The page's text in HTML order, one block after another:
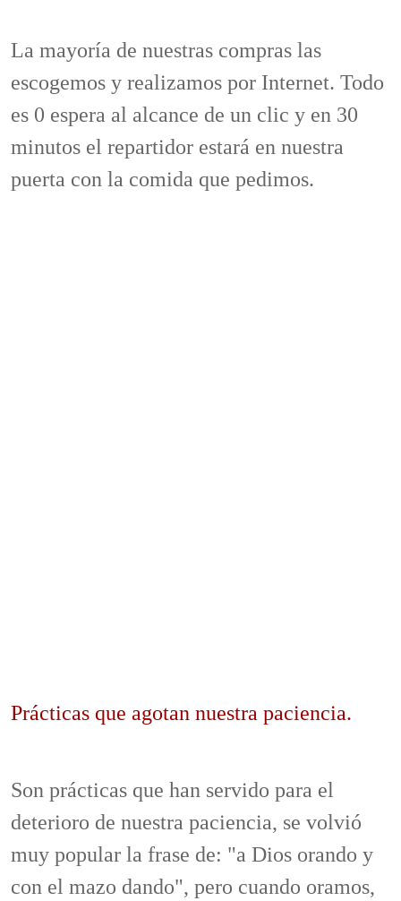
La mayoría de nuestras compras las
escogemos y realizamos por Internet. Todo
es 0 espera al alcance de un clic y en 30
minutos el repartidor estará en nuestra
puerta con la comida que pedimos.
Prácticas que agotan nuestra paciencia.
Son prácticas que han servido para el
deterioro de nuestra paciencia, se volvió
muy popular la frase de: "a Dios orando y
con el mazo dando", pero cuando oramos,